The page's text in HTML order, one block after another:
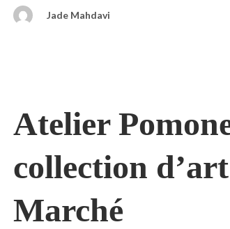
Jade Mahdavi
Atelier
collection
Marché